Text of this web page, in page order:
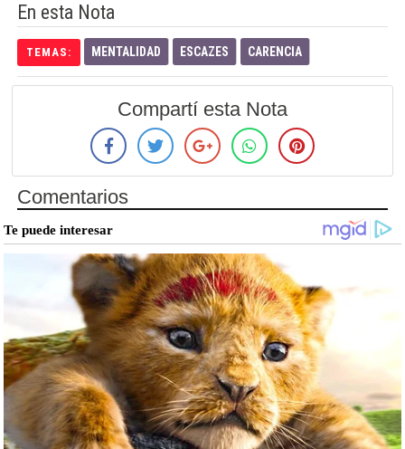
En esta Nota
TEMAS: MENTALIDAD ESCAZES CARENCIA
Compartí esta Nota
Comentarios